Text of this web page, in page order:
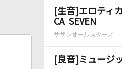
[生音]エロティ
CA SEVEN
サザンオールスターズ
[良音]ミュージ